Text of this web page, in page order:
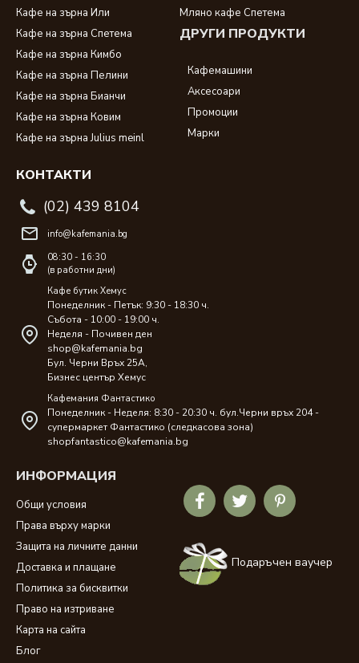
Кафе на зърна Или
Кафе на зърна Спетема
Кафе на зърна Кимбо
Кафе на зърна Пелини
Кафе на зърна Бианчи
Кафе на зърна Ковим
Кафе на зърна Julius meinl
Мляно кафе Спетема
ДРУГИ ПРОДУКТИ
Кафемашини
Аксесоари
Промоции
Марки
КОНТАКТИ
(02) 439 8104
info@kafemania.bg
08:30 - 16:30
(в работни дни)
Кафе бутик Хемус
Понеделник - Петък: 9:30 - 18:30 ч.
Събота - 10:00 - 19:00 ч.
Неделя - Почивен ден
shop@kafemania.bg
Бул. Черни Връх 25A,
Бизнес център Хемус
Кафемания Фантастико
Понеделник - Неделя: 8:30 - 20:30 ч. бул.Черни връх 204 -
супермаркет Фантастико (следкасова зона)
shopfantastico@kafemania.bg
ИНФОРМАЦИЯ
Общи условия
Права върху марки
Защита на личните данни
Доставка и плащане
Политика за бисквитки
Право на изтриване
Карта на сайта
Блог
Подаръчен ваучер